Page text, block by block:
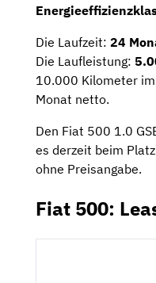
Die Laufzeit: 24
Die Laufleistung:
10.000 Kilometer
Monat netto.
Den Fiat 500 1.0
es derzeit beim
ohne Preisangabe.
Fiat 500: